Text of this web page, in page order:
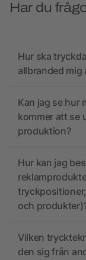
Har du
Hur ska
allbranded mig
Kan jag se hur
kommer att se
produktion?
Hur kan jag
och
Vilken
den sig från